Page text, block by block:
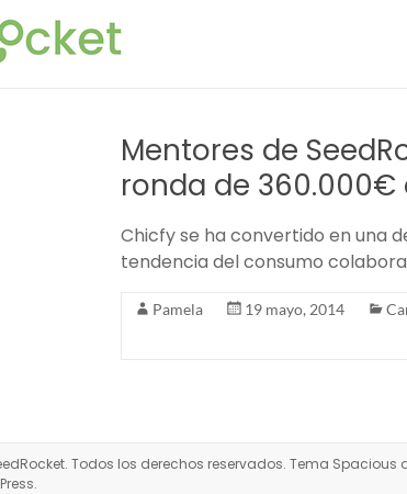
Mentores de
ronda de 360.000€
Chicfy se ha convertido en una
tendencia del consumo
Pamela 19 mayo, 2014
. Todos los derechos reservados. Tema Spacious
.